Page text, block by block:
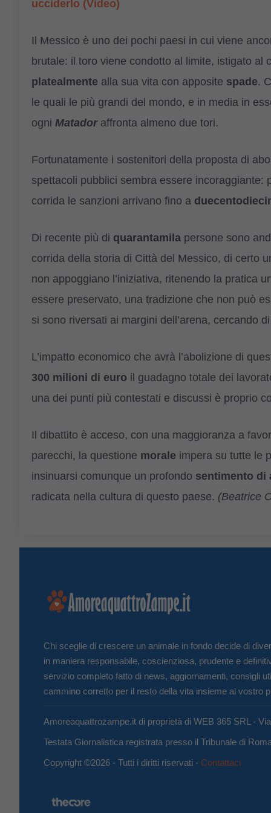
ucciderlo (Video)
Il Messico è uno dei pochi paesi in cui viene
brutale: il toro viene condotto al limite, istigato
platealmente alla sua vita con apposite spade.
le quali le più grandi del mondo, e in media in
ogni Matador affronta almeno due tori.
Fortunatamente i sostenitori della proposta di
spettacoli pubblici sembra essere
corrida le sanzioni arrivano fino a
Di recente più di quarantamila persone sono
corrida della storia di Città del Messico, di certo
non appoggiano l’iniziativa, ritenendo la pratica
essere preservato, una tradizione che non può
si sono riversati ai margini dell’arena, cercando
L’impatto economico che avrà l’abolizione di
300 milioni di euro il guadagno totale dei
una dei punti più contestati e discussi è proprio
Il dibattito è acceso, con una maggioranza a
parecchi, la questione morale impera su tutte le
insinuarsi comunque un profondo sentimento di
radicata nella cultura di questo paese. (Beatrice
Chi sceglie di crescere un animale in fondo decide di
in maniera responsabile, coscienziosa, prudente e
servizio completo fatto di news, aggiornamenti, consigli
cammino corretto per il resto della vita insieme al vostro
Amoreaquattrozampe.it di proprietà di WEB 365 SRL -
Testata Giornalistica registrata presso il Tribunale di
Copyright ©2026 - Tutti i diritti riservati - Contattaci